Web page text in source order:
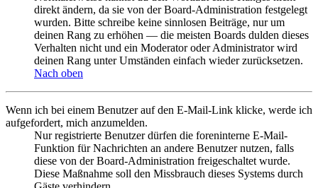
direkt ändern, da sie von der Board-Administration festgelegt
wurden. Bitte schreibe keine sinnlosen Beiträge, nur um
deinen Rang zu erhöhen — die meisten Boards dulden dieses
Verhalten nicht und ein Moderator oder Administrator wird
deinen Rang unter Umständen einfach wieder zurücksetzen.
Nach oben
Wenn ich bei einem Benutzer auf den E-Mail-Link klicke, werde ich
aufgefordert, mich anzumelden.
Nur registrierte Benutzer dürfen die foreninterne E-Mail-
Funktion für Nachrichten an andere Benutzer nutzen, falls
diese von der Board-Administration freigeschaltet wurde.
Diese Maßnahme soll den Missbrauch dieses Systems durch